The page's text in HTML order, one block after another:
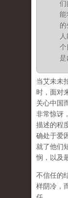
们
能
个
是
当艾未未
时，面对
关心中国
非常惊讶
描述的程
确处于爱
就了他们
悯，以及
不信任的
样阴冷，